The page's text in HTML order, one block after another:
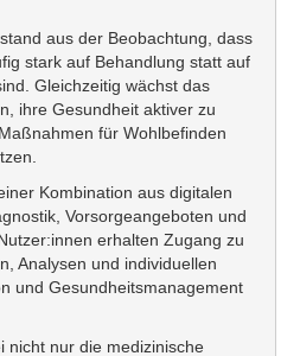
aus der Beobachtung, dass
stark auf Behandlung statt auf
Gleichzeitig wächst das
ihre Gesundheit aktiver zu
für Wohlbefinden
Kombination aus digitalen
Vorsorgeangeboten und
erhalten Zugang zu
Analysen und individuellen
und Gesundheitsmanagement
nicht nur die medizinische